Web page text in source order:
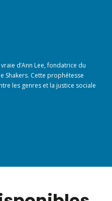
d’Ann Lee, fondatrice du
Shakers. Cette prophétesse
les genres et la justice sociale